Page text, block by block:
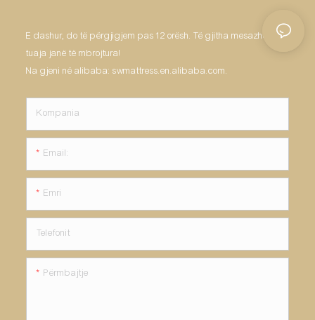
E dashur, do të përgjigjem pas 12 orësh. Të gjitha mesazhet
tuaja janë të mbrojtura!
Na gjeni në alibaba: swmattress.en.alibaba.com.
Kompania
Email:
Emri
Telefonit
Përmbajtje